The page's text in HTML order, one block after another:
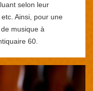
selon leur
Ainsi, pour une
musique à
60.